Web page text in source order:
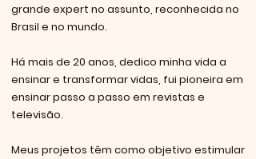
grande expert no assunto, reconhecida no
Brasil e no mundo.
Há mais de 20 anos, dedico minha vida a
ensinar e transformar vidas, fui pioneira em
ensinar passo a passo em revistas e
televisão.
Meus projetos têm como objetivo estimular